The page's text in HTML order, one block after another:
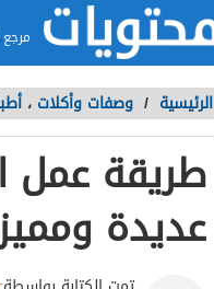
الرئيسية / وصفات وأكلات ،
طريقة عمل
عديدة